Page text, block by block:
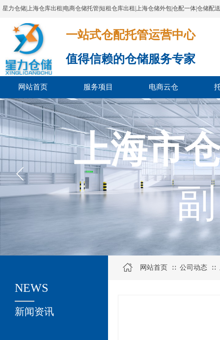
星力仓储|上海仓库出租|电商仓储托管|短租仓库出租|上海仓储外包|仓配一体|仓储配
一站式仓配托管运营中心​​​​​​​​​​​​​​​​​
值得信赖的仓储服务专家
网站首页 服务项目 电商云仓
上海市
关于我们
新闻资讯
NEWS
网站首页 ∷ 公司动态 ∷